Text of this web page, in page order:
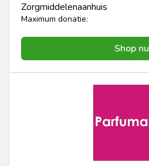
Zorgmiddelenaanhuis
Maximum donatie:
Shop nu